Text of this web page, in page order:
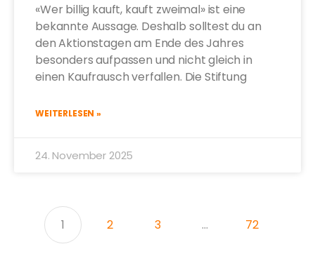
«Wer billig kauft, kauft zweimal» ist eine
bekannte Aussage. Deshalb solltest du an
den Aktionstagen am Ende des Jahres
besonders aufpassen und nicht gleich in
einen Kaufrausch verfallen. Die Stiftung
WEITERLESEN »
24. November 2025
1 2 3 … 72